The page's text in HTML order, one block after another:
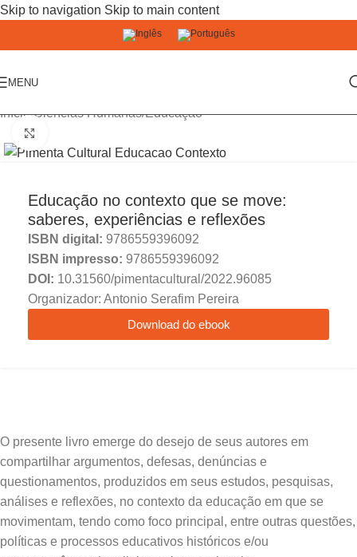
Skip to navigation Skip to main content
MENU
Início/Ciências Humanas/Educação
Educação no contexto que se move:
saberes, experiências e reflexões
ISBN digital: 9786559396092
ISBN impresso: 9786559396092
DOI: 10.31560/pimentacultural/2022.96085
Organizador: Antonio Serafim Pereira
Download do ebook
O presente livro emerge do desejo de seus autores em
compartilhar argumentos, defesas, denúncias e
questionamentos, produzidos em seus estudos, pesquisas,
análises e reflexões, no contexto da educação em que se
movimentam, tendo como foco principal, entre outras questões,
políticas e processos educativos históricos e/ou